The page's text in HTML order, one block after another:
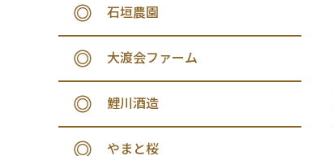
石垣農園
大渡会ファーム
鯉川酒造
やまと桜